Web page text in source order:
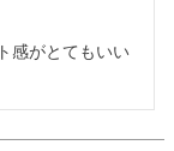
感がとてもいい